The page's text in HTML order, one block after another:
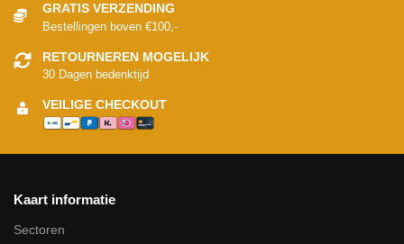
GRATIS VERZENDING
Bestellingen boven €100,-
RETOURNEREN MOGELIJK
30 Dagen bedenktijd
VEILIGE CHECKOUT
Kaart informatie
Sectoren